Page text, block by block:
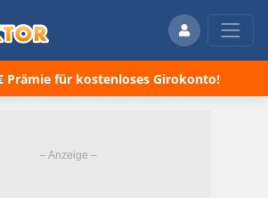
Prämie für kostenloses Girokonto!